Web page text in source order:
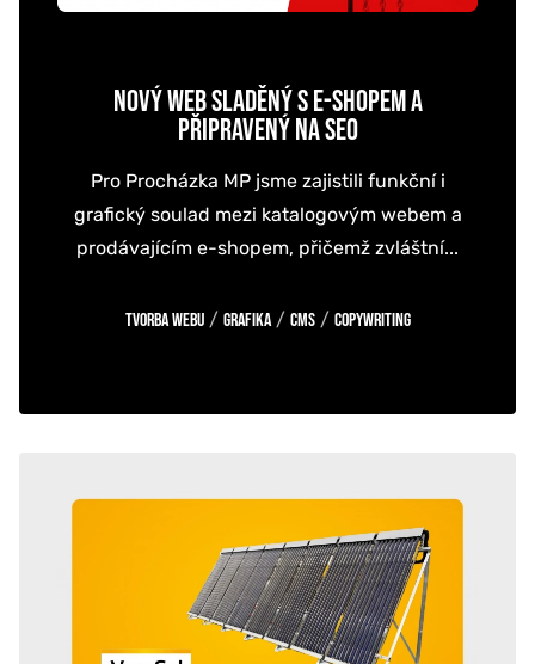
NOVÝ WEB SLADĚNÝ S E-SHOPEM A
PŘIPRAVENÝ NA SEO
Pro Procházka MP jsme zajistili funkční i
grafický soulad mezi katalogovým webem a
prodávajícím e-shopem, přičemž zvláštní...
Tvorba webu / Grafika / CMS / Copywriting